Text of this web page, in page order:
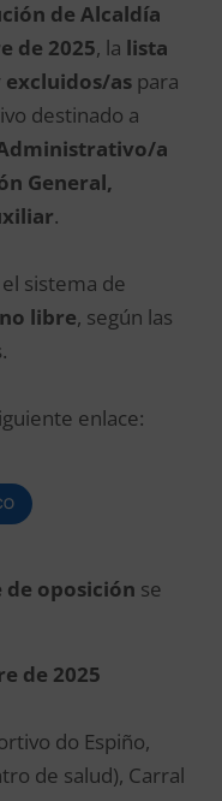
de Alcaldía
de 2025, la lista
as para
destinado a
a
General,
.
sistema de
libre, según las
enlace:
oposición se
de 2025
do Espiño,
de salud), Carral